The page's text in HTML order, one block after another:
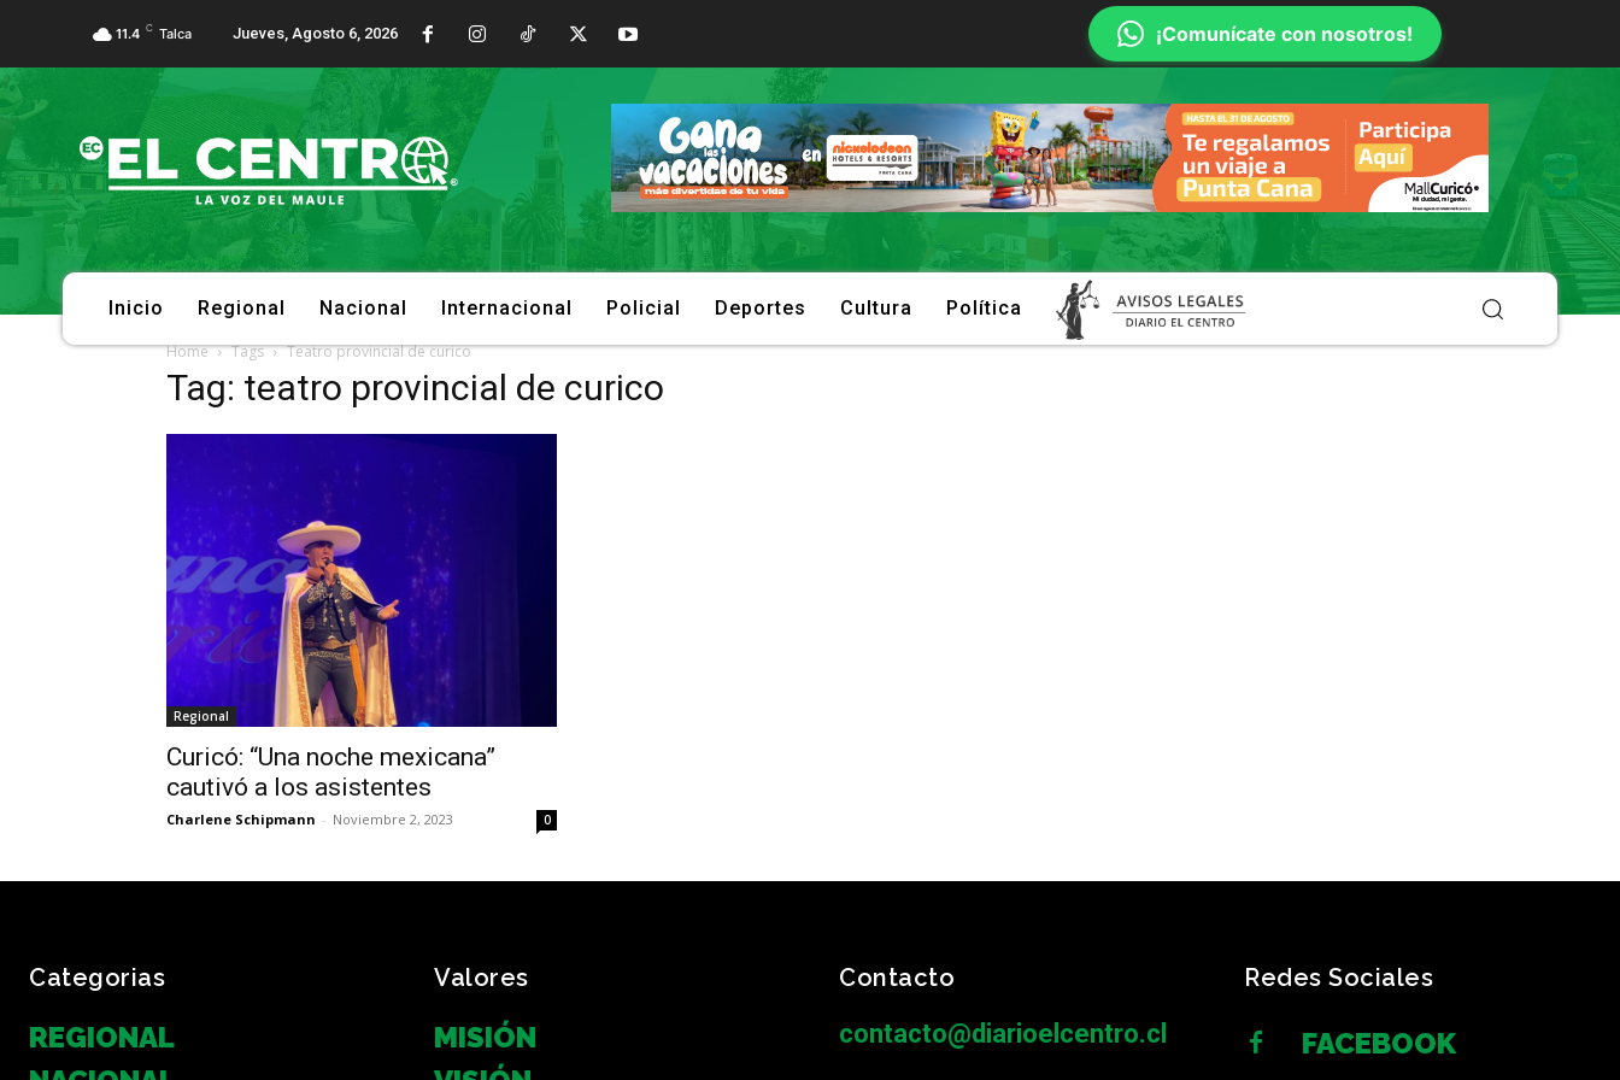
11.4 C Talca Jueves, Agosto 6, 2026 ¡Comunícate con nosotros!
Inicio Regional Nacional Internacional Policial Deportes Cultura Política
Home Tags Teatro provincial de curico
Tag: teatro provincial de curico
Regional
Curicó: “Una noche mexicana”
cautivó a los asistentes
Charlene Schipmann - Noviembre 2, 2023 0
Categorias
REGIONAL
Valores
MISIÓN
Contacto
contacto@diarioelcentro.cl
Redes Sociales
FACEBOOK